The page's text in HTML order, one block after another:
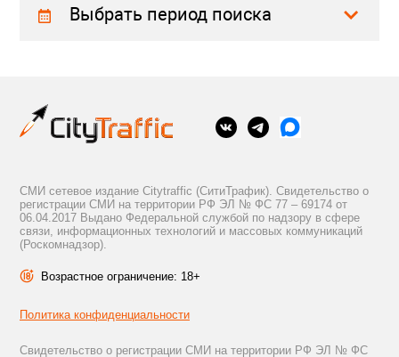
Выбрать период поиска
СМИ сетевое издание Citytraffic (СитиТрафик). Свидетельство о
регистрации СМИ на территории РФ ЭЛ № ФС 77 – 69174 от
06.04.2017 Выдано Федеральной службой по надзору в сфере
связи, информационных технологий и массовых коммуникаций
(Роскомнадзор).
Возрастное ограничение: 18+
Политика конфиденциальности
Свидетельство о регистрации СМИ на территории РФ ЭЛ № ФС